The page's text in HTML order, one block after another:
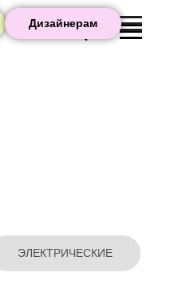
Дизайнерам
ЭЛЕКТРИЧЕСКИЕ